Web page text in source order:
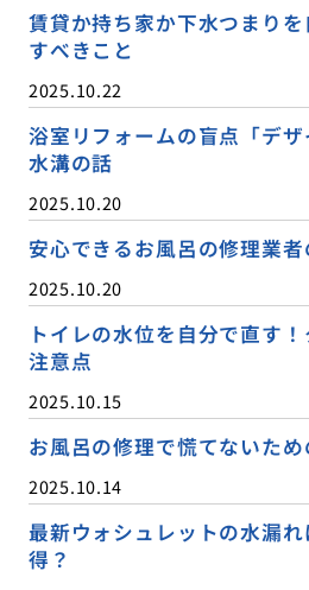
賃貸か持ち家か下水つまり
すべきこと
2025.10.22
浴室リフォームの盲点「デ
水溝の話
2025.10.20
安心できるお風呂の修理業
2025.10.20
トイレの水位を自分で直す
注意点
2025.10.15
お風呂の修理で慌てないた
2025.10.14
最新ウォシュレットの水漏
得？